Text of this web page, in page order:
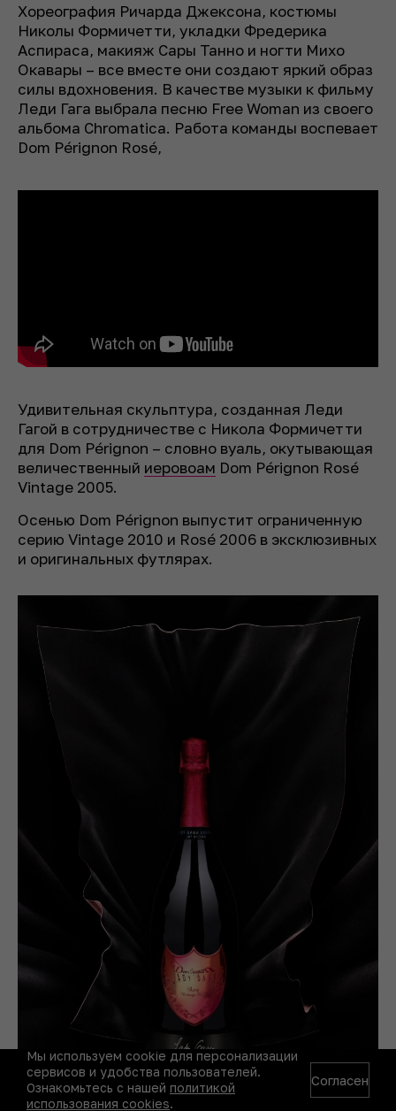
Хореография Ричарда Джексона, костюмы
Николы Формичетти, укладки Фредерика
Аспираса, макияж Сары Танно и ногти Михо
Окавары – все вместе они создают яркий образ
силы вдохновения. В качестве музыки к фильму
Леди Гага выбрала песню Free Woman из своего
альбома Chromatica. Работа команды воспевает
Dom Pérignon Rosé,
Удивительная скульптура, созданная Леди
Гагой в сотрудничестве с Никола Формичетти
для Dom Pérignon – словно вуаль, окутывающая
величественный иеровоам Dom Pérignon Rosé
Vintage 2005.
Осенью Dom Pérignon выпустит ограниченную
серию Vintage 2010 и Rosé 2006 в эксклюзивных
и оригинальных футлярах.
Мы используем cookie для персонализации
сервисов и удобства пользователей.
Ознакомьтесь с нашей политикой
использования cookies.
Согласен